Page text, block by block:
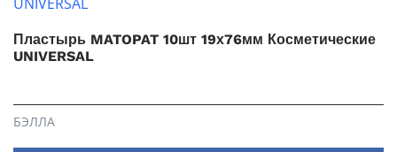
Пластырь MATOPAT 10шт 19х76мм Косметические
UNIVERSAL
БЭЛЛА